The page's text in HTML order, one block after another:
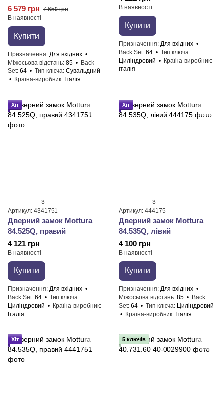
6 579 грн 7 650 грн
В наявності
Купити
Призначення Для вхідних
Міжосьова відстань 85
Back
Set 64 Тип ключа Сувальдний
Країна-виробник
Італія
В наявності
Купити
Призначення Для вхідних
Back Set 64
Тип ключа
Циліндровий
Країна-виробник
Італія
Хіт
3
Артикул: 4341751
Дверний замок Mottura
84.525Q, правий
4 121 грн
В наявності
Купити
Призначення Для вхідних
Back Set 64
Тип ключа
Циліндровий
Країна-виробник
Італія
Хіт
3
Артикул: 444175
Дверний замок Mottura
84.535Q, лівий
4 100 грн
В наявності
Купити
Призначення Для вхідних
Міжосьова відстань 85
Back
Set 64 Тип ключа Циліндровий
Країна-виробник
Італія
Хіт 5 ключів